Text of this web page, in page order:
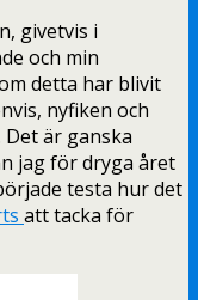
givetvis i
och min
detta har blivit
nyfiken och
är ganska
jag för dryga året
testa hur det
att tacka för